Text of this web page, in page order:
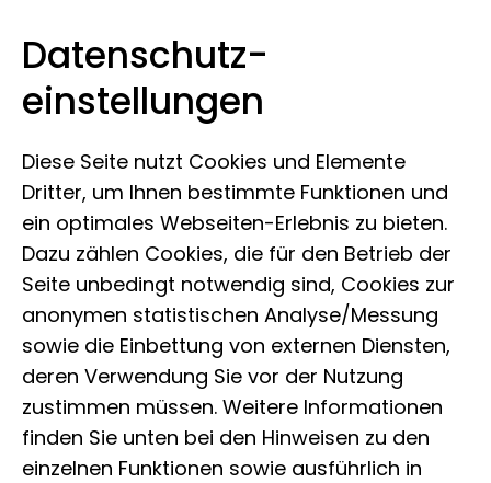
Zum Inhalt springen
Museum Koenig Bonn
Datenschutz­
einstellungen
Diese Seite nutzt Cookies und Elemente
Dritter, um Ihnen bestimmte Funktionen und
ein optimales Webseiten-Erlebnis zu bieten.
Dazu zählen Cookies, die für den Betrieb der
Seite unbedingt notwendig sind, Cookies zur
anonymen statistischen Analyse/Messung
sowie die Einbettung von externen Diensten,
deren Verwendung Sie vor der Nutzung
zustimmen müssen. Weitere Informationen
finden Sie unten bei den Hinweisen zu den
einzelnen Funktionen sowie ausführlich in